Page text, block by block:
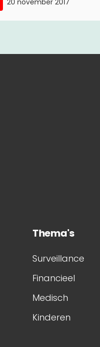
20 november 2017
Thema's
Surveillance
Financieel
Medisch
Kinderen